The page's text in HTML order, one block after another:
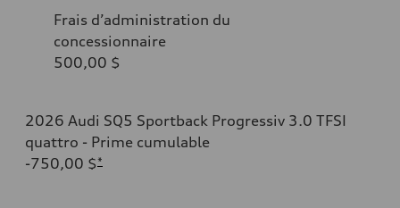
Frais d’administration du
concessionnaire
500,00 $
2026 Audi SQ5 Sportback Progressiv 3.0 TFSI
quattro - Prime cumulable
-750,00 $*